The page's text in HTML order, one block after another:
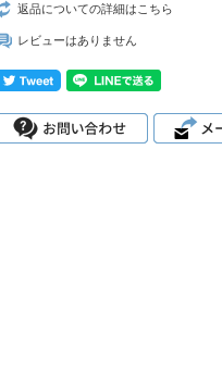
返品についての詳細はこちら
レビューはありません